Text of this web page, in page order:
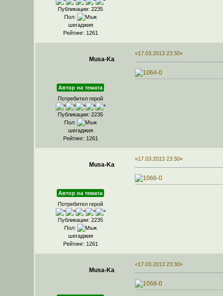
Публикации: 2235
Пол:
шегаджия
Рейтинг: 1261
Musa-Ka
Автор на темата
Потребител герой
Публикации: 2235
Пол:
шегаджия
Рейтинг: 1261
«17.03.2013 23:30»
Musa-Ka
Автор на темата
Потребител герой
Публикации: 2235
Пол:
шегаджия
Рейтинг: 1261
«17.03.2013 23:30»
Musa-Ka
«17.03.2013 23:30»